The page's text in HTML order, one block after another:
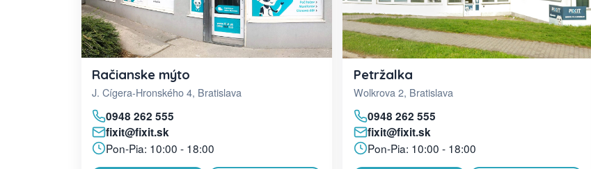
Račianske mýto
J. Cígera-Hronského 4, Bratislava
0948 262 555
fixit@fixit.sk
Pon-Pia: 10:00 - 18:00
Petržalka
Wolkrova 2, Bratislava
0948 262 555
fixit@fixit.sk
Pon-Pia: 10:00 - 18:00